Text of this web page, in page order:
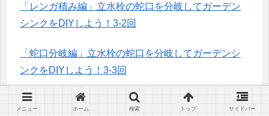
「レンガ積み編」立水栓の蛇口を分岐してガーデン
シンクをDIYしよう！3-2回
「蛇口分岐編」立水栓の蛇口を分岐してガーデンシ
ンクをDIYしよう！3-3回
「断水編」立水栓の蛇口を分岐してガーデンシンク
メニュー ホーム 検索 トップ サイドバー